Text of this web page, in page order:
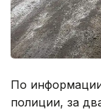
По
полиции, за